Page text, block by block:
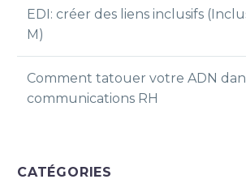
EDI: créer des liens inclusifs
M)
Comment tatouer votre ADN
communications RH
CATÉGORIES